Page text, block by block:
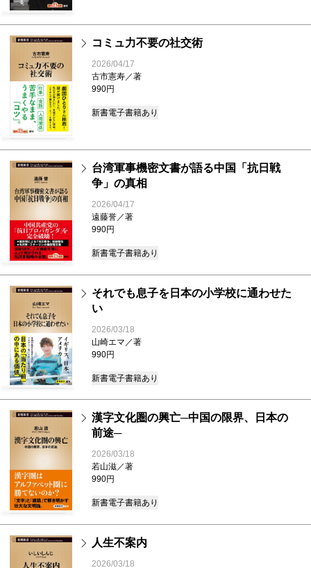
コミュ力不要の社交術
2026/04/17
古市憲寿／著
990円
新書電子書籍あり
台湾軍事機密文書が語る中国「抗日戦
争」の真相
2026/04/17
遠藤誉／著
990円
新書電子書籍あり
それでも息子を日本の小学校に通わせた
い
2026/03/18
山崎エマ／著
990円
新書電子書籍あり
漢字文化圏の興亡─中国の限界、日本の
前途─
2026/03/18
若山滋／著
990円
新書電子書籍あり
人生不案内
2026/03/18